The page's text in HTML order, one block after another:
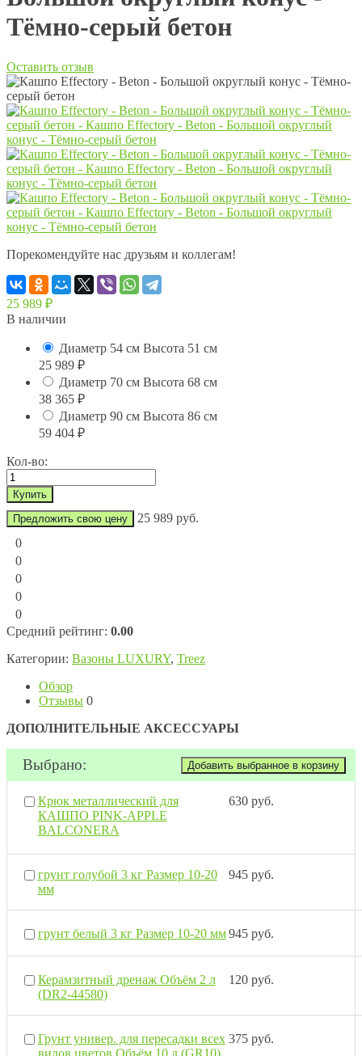
Тёмно-серый бетон
Оставить отзыв
Порекомендуйте нас друзьям и коллегам!
25 989 ₽
В наличии
Диаметр 54 см Высота 51 см
25 989 ₽
Диаметр 70 см Высота 68 см
38 365 ₽
Диаметр 90 см Высота 86 см
59 404 ₽
Кол-во:
Предложить свою цену
25 989 руб.
0
0
0
0
0
Средний рейтинг: 0.00
Категории: Вазоны LUXURY, Treez
Обзор
Отзывы 0
ДОПОЛНИТЕЛЬНЫЕ АКСЕССУАРЫ
Выбрано:
Крюк металлический для
КАШПО PINK-APPLE
BALCONERA
630 руб.
грунт голубой 3 кг Размер 10-20
мм
945 руб.
грунт белый 3 кг Размер 10-20 мм 945 руб.
Керамзитный дренаж Объём 2 л
(DR2-44580)
120 руб.
Грунт универ. для пересадки всех
видов цветов Объём 10 л (GR10)
375 руб.